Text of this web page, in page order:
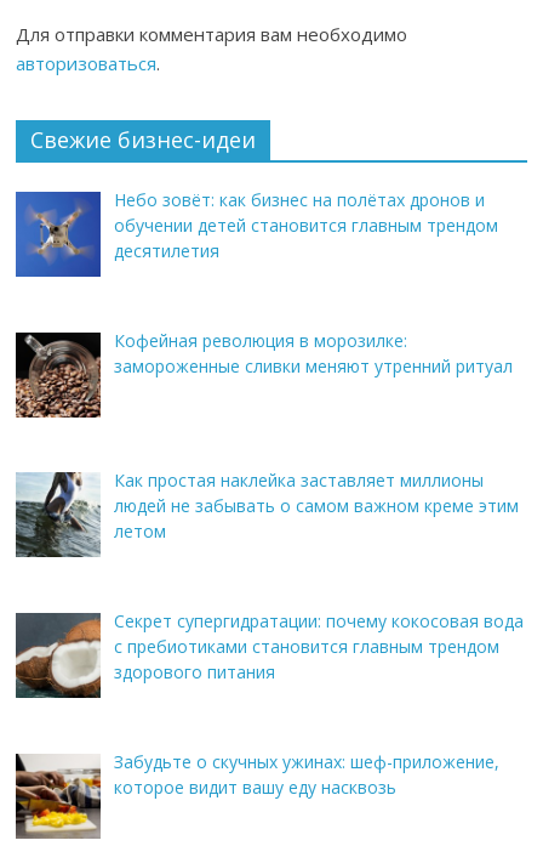
Для отправки комментария вам необходимо
авторизоваться.
Свежие бизнес-идеи
Небо зовёт: как бизнес на полётах дронов и
обучении детей становится главным трендом
десятилетия
Кофейная революция в морозилке:
замороженные сливки меняют утренний ритуал
Как простая наклейка заставляет миллионы
людей не забывать о самом важном креме этим
летом
Секрет супергидратации: почему кокосовая вода
с пребиотиками становится главным трендом
здорового питания
Забудьте о скучных ужинах: шеф-приложение,
которое видит вашу еду насквозь